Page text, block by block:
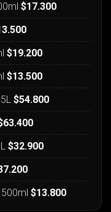
$17.300
$19.200
$13.500
$54.800
$32.900
$13.800